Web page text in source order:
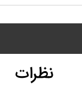
نظرات